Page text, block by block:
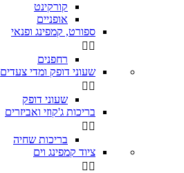
קורקינט
אופניים
ספורט, קמפינג ופנאי
 
רחפנים
שעוני דופק ומדי צעדים
 
שעוני דופק
בריכות ג'קוזי ואביזרים
 
בריכות שחיה
ציוד קמפינג וים
 